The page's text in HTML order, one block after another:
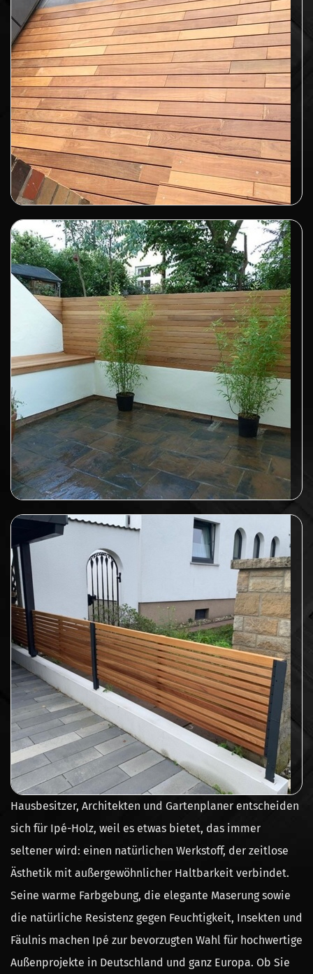
Hausbesitzer, Architekten und Gartenplaner entscheiden
sich für Ipé-Holz, weil es etwas bietet, das immer
seltener wird: einen natürlichen Werkstoff, der zeitlose
Ästhetik mit außergewöhnlicher Haltbarkeit verbindet.
Seine warme Farbgebung, die elegante Maserung sowie
die natürliche Resistenz gegen Feuchtigkeit, Insekten und
Fäulnis machen Ipé zur bevorzugten Wahl für hochwertige
Außenprojekte in Deutschland und ganz Europa. Ob Sie